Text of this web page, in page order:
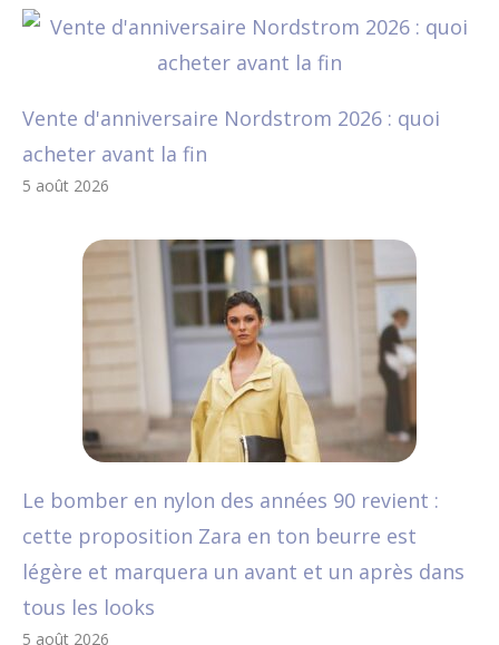
Vente d'anniversaire Nordstrom 2026 : quoi
acheter avant la fin
5 août 2026
Le bomber en nylon des années 90 revient :
cette proposition Zara en ton beurre est
légère et marquera un avant et un après dans
tous les looks
5 août 2026